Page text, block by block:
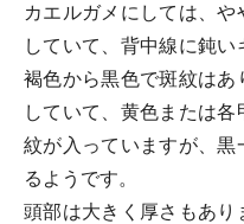
カエルガメにしては、
していて、背中線に鈍
褐色から黒色で斑紋は
していて、黄色または
紋が入っていますが、
るようです。
頭部は大きく厚さもあり